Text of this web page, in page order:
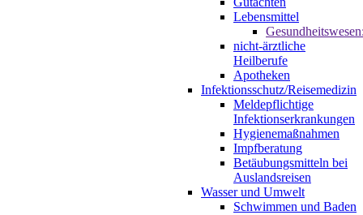
Lebensmittel
nicht-ärztliche
Heilberufe
Apotheken
Infektionsschutz/Reisemedizin
Meldepflichtige
Infektionserkrankungen
Hygienemaßnahmen
Impfberatung
Betäubungsmitteln bei
Auslandsreisen
Wasser und Umwelt
Schwimmen und Baden